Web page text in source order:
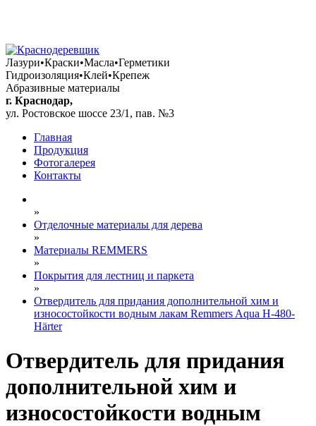
Лазури•Краски•Масла•Герметики
Гидроизоляция•Клей•Крепеж
Абразивные материалы
г. Краснодар,
ул. Ростовское шоссе 23/1, пав. №3
Главная
Продукция
Фотогалерея
Контакты
»
Отделочные материалы для дерева
»
Материалы REMMERS
»
Покрытия для лестниц и паркета
»
Отвердитель для придания дополнительной хим и
износостойкости водным лакам Remmers Aqua H-480-
Härter
Отвердитель для придания
дополнительной хим и
износостойкости водным